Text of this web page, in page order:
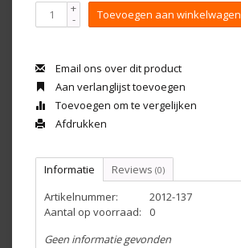
+
- Toevoegen aan winkelwagen
Email ons over dit product
Aan verlanglijst toevoegen
Toevoegen om te vergelijken
Afdrukken
Informatie Reviews (0)
Artikelnummer:
2012-137
Aantal op voorraad:
0
Geen informatie gevonden